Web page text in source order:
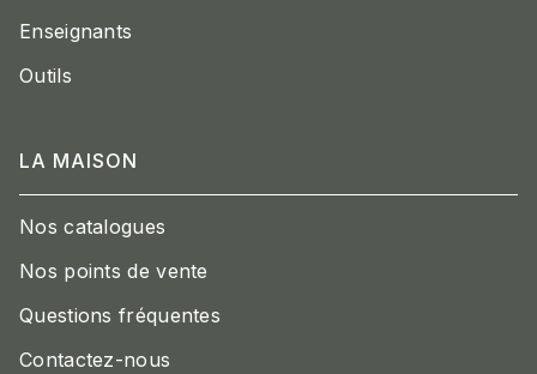
Enseignants
Outils
LA MAISON
Nos catalogues
Nos points de vente
Questions fréquentes
Contactez-nous